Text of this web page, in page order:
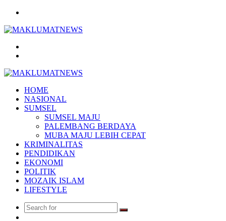
HOME
NASIONAL
SUMSEL
SUMSEL MAJU
PALEMBANG BERDAYA
MUBA MAJU LEBIH CEPAT
KRIMINALITAS
PENDIDIKAN
EKONOMI
POLITIK
MOZAIK ISLAM
LIFESTYLE
Search